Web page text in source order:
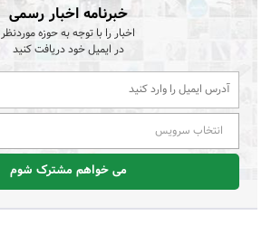
خبرنامه اخبار رسمی
اخبار را با توجه به حوزه موردنظر
در ایمیل خود دریافت کنید
انتخاب سرویس
می خواهم مشترک شوم